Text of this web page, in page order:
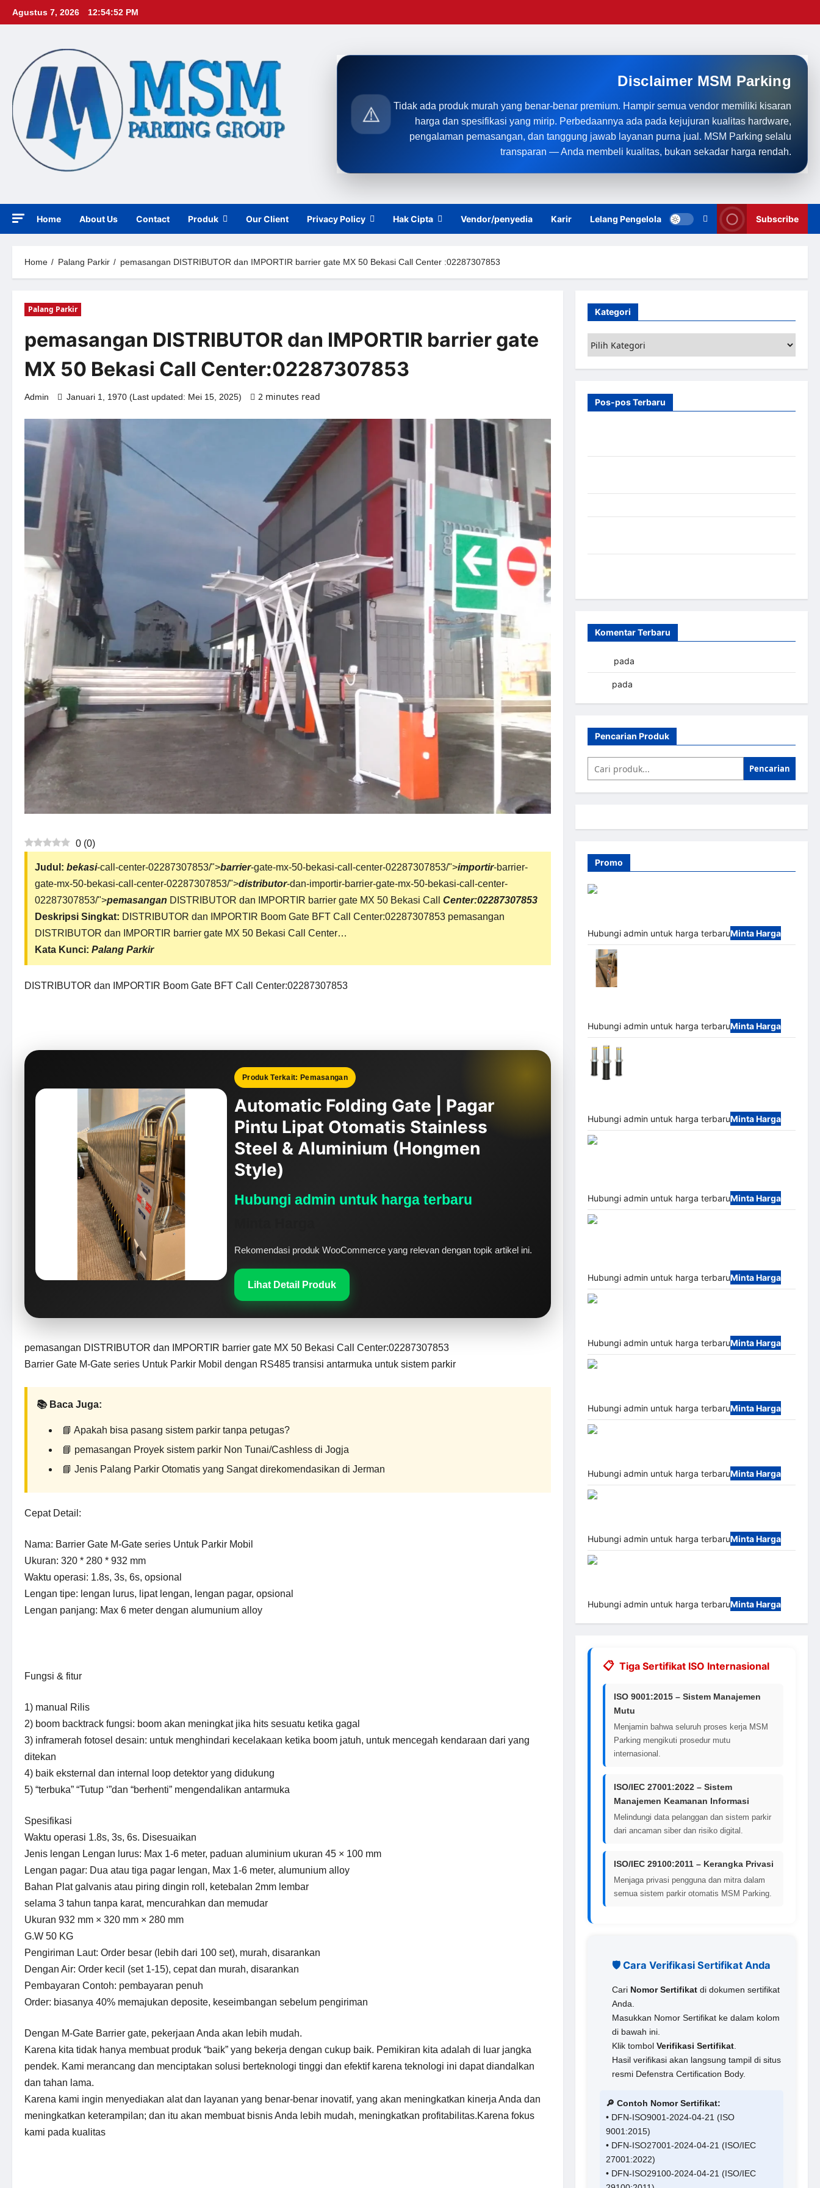
Agustus 7, 2026 12:54:54 PM
⚠️
Disclaimer MSM Parking
Tidak ada produk murah yang benar-benar premium. Hampir semua vendor memiliki kisaran
harga dan spesifikasi yang mirip. Perbedaannya ada pada kejujuran kualitas hardware,
pengalaman pemasangan, dan tanggung jawab layanan purna jual. MSM Parking selalu
transparan — Anda membeli kualitas, bukan sekadar harga rendah.
Home About Us Contact Produk Our Client Privacy Policy Hak Cipta Vendor/penyedia Karir Lelang Pengelola Subscribe
Home Palang Parkir pemasangan DISTRIBUTOR dan IMPORTIR barrier gate MX 50 Bekasi Call Center :02287307853
Palang Parkir
pemasangan DISTRIBUTOR dan IMPORTIR barrier gate
MX 50 Bekasi Call Center:02287307853
Admin Januari 1, 1970 (Last updated: Mei 15, 2025) 2 minutes read
0 (0)
Judul: bekasi-call-center-02287307853/">barrier-gate-mx-50-bekasi-call-center-02287307853/">importir-barrier-
gate-mx-50-bekasi-call-center-02287307853/">distributor-dan-importir-barrier-gate-mx-50-bekasi-call-center-
02287307853/">pemasangan DISTRIBUTOR dan IMPORTIR barrier gate MX 50 Bekasi Call Center:02287307853
Deskripsi Singkat: DISTRIBUTOR dan IMPORTIR Boom Gate BFT Call Center:02287307853 pemasangan
DISTRIBUTOR dan IMPORTIR barrier gate MX 50 Bekasi Call Center…
Kata Kunci: Palang Parkir
DISTRIBUTOR dan IMPORTIR Boom Gate BFT Call Center:02287307853
Produk Terkait: Pemasangan
Automatic Folding Gate | Pagar
Pintu Lipat Otomatis Stainless
Steel & Aluminium (Hongmen
Style)
Hubungi admin untuk harga terbaru
Rekomendasi produk WooCommerce yang relevan dengan topik artikel ini.
Lihat Detail Produk
pemasangan DISTRIBUTOR dan IMPORTIR barrier gate MX 50 Bekasi Call Center:02287307853
Barrier Gate M-Gate series Untuk Parkir Mobil dengan RS485 transisi antarmuka untuk sistem parkir
📚 Baca Juga:
📘 Apakah bisa pasang sistem parkir tanpa petugas?
📘 pemasangan Proyek sistem parkir Non Tunai/Cashless di Jogja
📘 Jenis Palang Parkir Otomatis yang Sangat direkomendasikan di Jerman
Cepat Detail:
Nama: Barrier Gate M-Gate series Untuk Parkir Mobil
Ukuran: 320 * 280 * 932 mm
Waktu operasi: 1.8s, 3s, 6s, opsional
Lengan tipe: lengan lurus, lipat lengan, lengan pagar, opsional
Lengan panjang: Max 6 meter dengan alumunium alloy
Fungsi & fitur
1) manual Rilis
2) boom backtrack fungsi: boom akan meningkat jika hits sesuatu ketika gagal
3) inframerah fotosel desain: untuk menghindari kecelakaan ketika boom jatuh, untuk mencegah kendaraan dari yang
ditekan
4) baik eksternal dan internal loop detektor yang didukung
5) “terbuka” “Tutup ‘”dan “berhenti” mengendalikan antarmuka
Spesifikasi
Waktu operasi 1.8s, 3s, 6s. Disesuaikan
Jenis lengan Lengan lurus: Max 1-6 meter, paduan aluminium ukuran 45 × 100 mm
Lengan pagar: Dua atau tiga pagar lengan, Max 1-6 meter, alumunium alloy
Bahan Plat galvanis atau piring dingin roll, ketebalan 2mm lembar
selama 3 tahun tanpa karat, mencurahkan dan memudar
Ukuran 932 mm × 320 mm × 280 mm
G.W 50 KG
Pengiriman Laut: Order besar (lebih dari 100 set), murah, disarankan
Dengan Air: Order kecil (set 1-15), cepat dan murah, disarankan
Pembayaran Contoh: pembayaran penuh
Order: biasanya 40% memajukan deposite, keseimbangan sebelum pengiriman
Dengan M-Gate Barrier gate, pekerjaan Anda akan lebih mudah.
Karena kita tidak hanya membuat produk “baik” yang bekerja dengan cukup baik. Pemikiran kita adalah di luar jangka
pendek. Kami merancang dan menciptakan solusi berteknologi tinggi dan efektif karena teknologi ini dapat diandalkan
dan tahan lama.
Karena kami ingin menyediakan alat dan layanan yang benar-benar inovatif, yang akan meningkatkan kinerja Anda dan
meningkatkan keterampilan; dan itu akan membuat bisnis Anda lebih mudah, meningkatkan profitabilitas.Karena fokus
kami pada kualitas
Kategori
Pos-pos Terbaru
Komentar Terbaru
pada
pada
Pencarian Produk
Pencarian
Promo
Hubungi admin untuk harga terbaruMinta Harga
Hubungi admin untuk harga terbaruMinta Harga
Hubungi admin untuk harga terbaruMinta Harga
Hubungi admin untuk harga terbaruMinta Harga
Hubungi admin untuk harga terbaruMinta Harga
Hubungi admin untuk harga terbaruMinta Harga
Hubungi admin untuk harga terbaruMinta Harga
Hubungi admin untuk harga terbaruMinta Harga
Hubungi admin untuk harga terbaruMinta Harga
Hubungi admin untuk harga terbaruMinta Harga
Tiga Sertifikat ISO Internasional
ISO 9001:2015 – Sistem Manajemen
Mutu
Menjamin bahwa seluruh proses kerja MSM
Parking mengikuti prosedur mutu
internasional.
ISO/IEC 27001:2022 – Sistem
Manajemen Keamanan Informasi
Melindungi data pelanggan dan sistem parkir
dari ancaman siber dan risiko digital.
ISO/IEC 29100:2011 – Kerangka Privasi
Menjaga privasi pengguna dan mitra dalam
semua sistem parkir otomatis MSM Parking.
🛡️ Cara Verifikasi Sertifikat Anda
Cari Nomor Sertifikatdi dokumen sertifikat
Anda.
Masukkan Nomor Sertifikat ke dalam kolom
di bawah ini.
Klik tombol Verifikasi Sertifikat.
Hasil verifikasi akan langsung tampil di situs
resmi Defenstra Certification Body.
🔎 Contoh Nomor Sertifikat:
• DFN-ISO9001-2024-04-21 (ISO
9001:2015)
• DFN-ISO27001-2024-04-21 (ISO/IEC
27001:2022)
• DFN-ISO29100-2024-04-21 (ISO/IEC